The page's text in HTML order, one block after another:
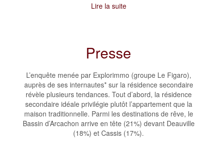
Lire la suite
Presse
L’enquête menée par Explorimmo (groupe Le Figaro),
auprès de ses internautes* sur la résidence secondaire
révèle plusieurs tendances. Tout d’abord, la résidence
secondaire idéale privilégie plutôt l’appartement que la
maison traditionnelle. Parmi les destinations de rêve, le
Bassin d’Arcachon arrive en tête (21%) devant Deauville
(18%) et Cassis (17%).